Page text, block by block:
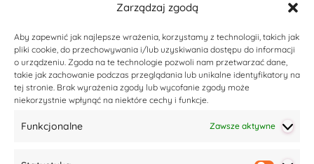
Zarządzaj zgodą
Aby zapewnić jak najlepsze wrażenia, korzystamy z technologii, takich jak
pliki cookie, do przechowywania i/lub uzyskiwania dostępu do informacji
o urządzeniu. Zgoda na te technologie pozwoli nam przetwarzać dane,
takie jak zachowanie podczas przeglądania lub unikalne identyfikatory na
tej stronie. Brak wyrażenia zgody lub wycofanie zgody może
niekorzystnie wpłynąć na niektóre cechy i funkcje.
Funkcjonalne Zawsze aktywne